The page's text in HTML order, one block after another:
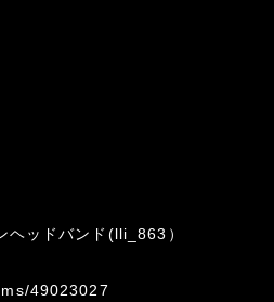
ヘッドバンド(lli_863）
49023027